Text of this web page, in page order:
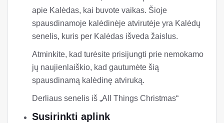
apie Kalėdas, kai buvote vaikas. Šioje
spausdinamoje kalėdinėje atvirutėje yra Kalėdų
senelis, kuris per Kalėdas išveda žaislus.
Atminkite, kad turėsite prisijungti prie nemokamo
jų naujienlaiškio, kad gautumėte šią
spausdinamą kalėdinę atviruką.
Derliaus senelis iš „All Things Christmas“
Susirinkti aplink